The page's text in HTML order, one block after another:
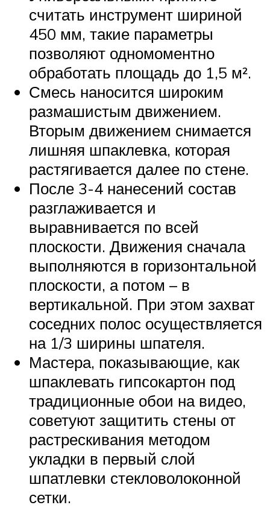
считать инструмент шириной
450 мм, такие параметры
позволяют одномоментно
обработать площадь до 1,5 м².
Смесь наносится широким
размашистым движением.
Вторым движением снимается
лишняя шпаклевка, которая
растягивается далее по стене.
После 3-4 нанесений состав
разглаживается и
выравнивается по всей
плоскости. Движения сначала
выполняются в горизонтальной
плоскости, а потом – в
вертикальной. При этом захват
соседних полос осуществляется
на 1/3 ширины шпателя.
Мастера, показывающие, как
шпаклевать гипсокартон под
традиционные обои на видео,
советуют защитить стены от
растрескивания методом
укладки в первый слой
шпатлевки стекловолоконной
сетки.